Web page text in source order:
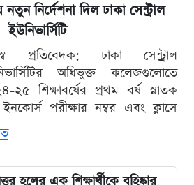
নির্দেশনা দিল ঢাকা সেন্ট্রাল
ইউনিভার্সিটি
প্রতিবেদক: ঢাকা সেন্ট্রাল
অধিভুক্ত কলেজগুলোতে
২৫ শিক্ষাবর্ষের প্রথম বর্ষ স্নাতক
ইনকোর্স পরীক্ষার নম্বর এবং ক্লাসে
হলের এক শিক্ষার্থীকে বহিষ্কার